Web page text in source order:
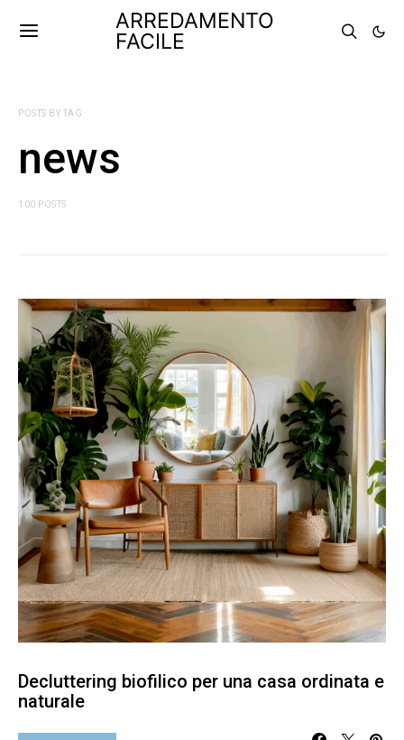
ARREDAMENTO
FACILE
POSTS BY TAG
news
100 POSTS
Decluttering biofilico per una casa ordinata e
naturale